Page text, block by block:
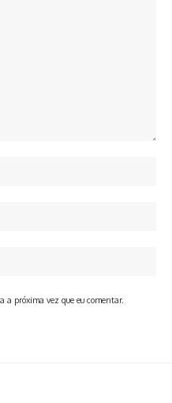
a próxima vez que eu comentar.